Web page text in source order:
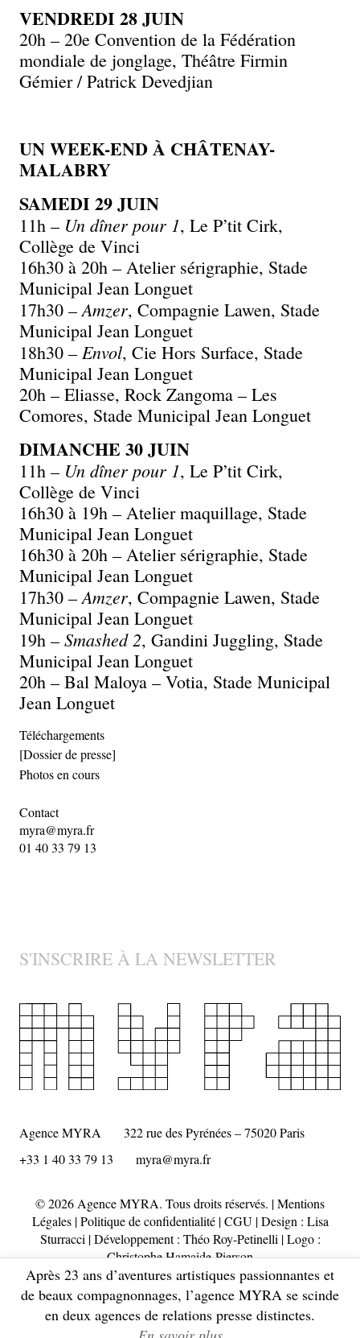
VENDREDI 28 JUIN
20h – 20e Convention de la Fédération
mondiale de jonglage, Théâtre Firmin
Gémier / Patrick Devedjian
UN WEEK-END À CHÂTENAY-
MALABRY
SAMEDI 29 JUIN
11h – Un dîner pour 1, Le P’tit Cirk,
Collège de Vinci
16h30 à 20h – Atelier sérigraphie, Stade
Municipal Jean Longuet
17h30 – Amzer, Compagnie Lawen, Stade
Municipal Jean Longuet
18h30 – Envol, Cie Hors Surface, Stade
Municipal Jean Longuet
20h – Eliasse, Rock Zangoma – Les
Comores, Stade Municipal Jean Longuet
DIMANCHE 30 JUIN
11h – Un dîner pour 1, Le P’tit Cirk,
Collège de Vinci
16h30 à 19h – Atelier maquillage, Stade
Municipal Jean Longuet
16h30 à 20h – Atelier sérigraphie, Stade
Municipal Jean Longuet
17h30 – Amzer, Compagnie Lawen, Stade
Municipal Jean Longuet
19h – Smashed 2, Gandini Juggling, Stade
Municipal Jean Longuet
20h – Bal Maloya – Votia, Stade Municipal
Jean Longuet
Téléchargements
[Dossier de presse]
Photos en cours
Contact
myra@myra.fr
01 40 33 79 13
S'INSCRIRE À LA NEWSLETTER
Agence MYRA
322 rue des Pyrénées – 75020 Paris
+33 1 40 33 79 13
myra@myra.fr
© 2026 Agence MYRA. Tous droits réservés. |Mentions
Légales|Politique de confidentialité|CGU| Design : Lisa
Sturracci | Développement : Théo Roy-Petinelli | Logo :
Christophe Hamaide-Pierson
Après 23 ans d’aventures artistiques passionnantes et
de beaux compagnonnages, l’agence MYRA se scinde
en deux agences de relations presse distinctes.